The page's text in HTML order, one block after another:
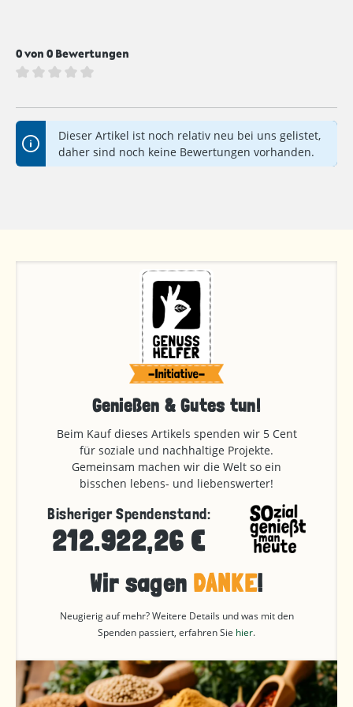
0 von 0 Bewertungen
Dieser Artikel ist noch relativ neu bei uns gelistet,
daher sind noch keine Bewertungen vorhanden.
Genießen & Gutes tun!
Beim Kauf dieses Artikels spenden wir 5 Cent
für soziale und nachhaltige Projekte.
Gemeinsam machen wir die Welt so ein
bisschen lebens- und liebenswerter!
Bisheriger Spendenstand:
212.922,26 €
Wir sagen DANKE!
Neugierig auf mehr? Weitere Details und was mit den
Spenden passiert, erfahren Sie hier.